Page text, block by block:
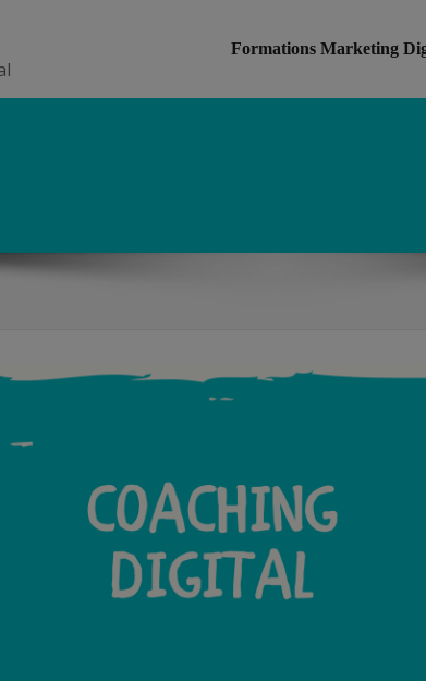
Formations Marketing